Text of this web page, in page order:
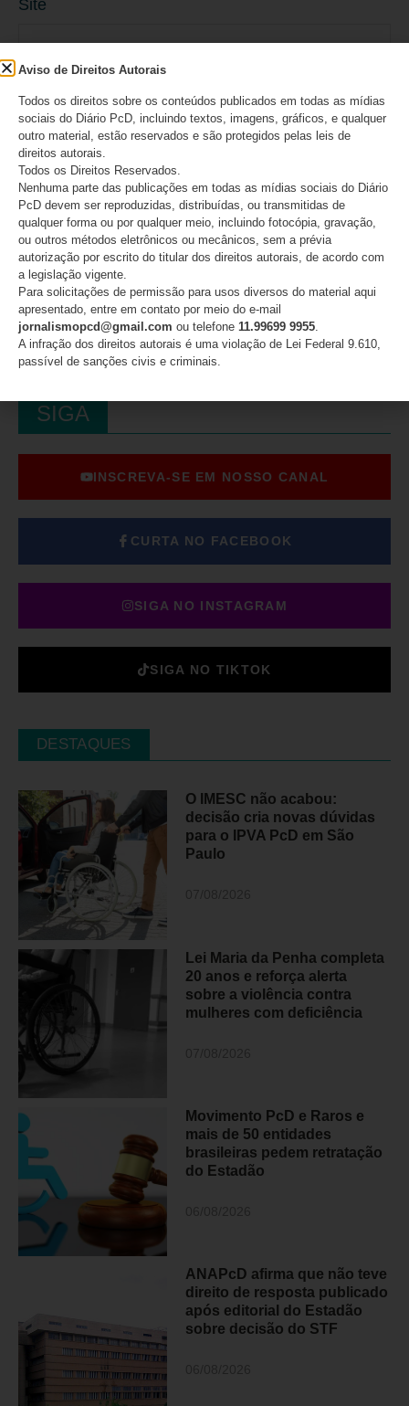
Site
Salvar meus dados neste navegador para a
próxima vez que eu comentar.
SIGA
INSCREVA-SE EM NOSSO CANAL
CURTA NO FACEBOOK
SIGA NO INSTAGRAM
SIGA NO TIKTOK
DESTAQUES
O IMESC não acabou:
decisão cria novas dúvidas
para o IPVA PcD em São
Paulo
Lei Maria da Penha completa
20 anos e reforça alerta
sobre a violência contra
mulheres com deficiência
Movimento PcD e Raros e
mais de 50 entidades
brasileiras pedem retratação
do Estadão
ANAPcD afirma que não teve
direito de resposta publicado
após editorial do Estadão
sobre decisão do STF
Aviso de Direitos Autorais
Todos os direitos sobre os conteúdos publicados em todas as mídias
sociais do Diário PcD, incluindo textos, imagens, gráficos, e qualquer
outro material, estão reservados e são protegidos pelas leis de
direitos autorais.
Todos os Direitos Reservados.
Nenhuma parte das publicações em todas as mídias sociais do Diário
PcD devem ser reproduzidas, distribuídas, ou transmitidas de
qualquer forma ou por qualquer meio, incluindo fotocópia, gravação,
ou outros métodos eletrônicos ou mecânicos, sem a prévia
autorização por escrito do titular dos direitos autorais, de acordo com
a legislação vigente.
Para solicitações de permissão para usos diversos do material aqui
apresentado, entre em contato por meio do e-mail
jornalismopcd@gmail.com ou telefone 11.99699 9955
A infração dos direitos autorais é uma violação de Lei Federal 9.610,
passível de sanções civis e criminais.